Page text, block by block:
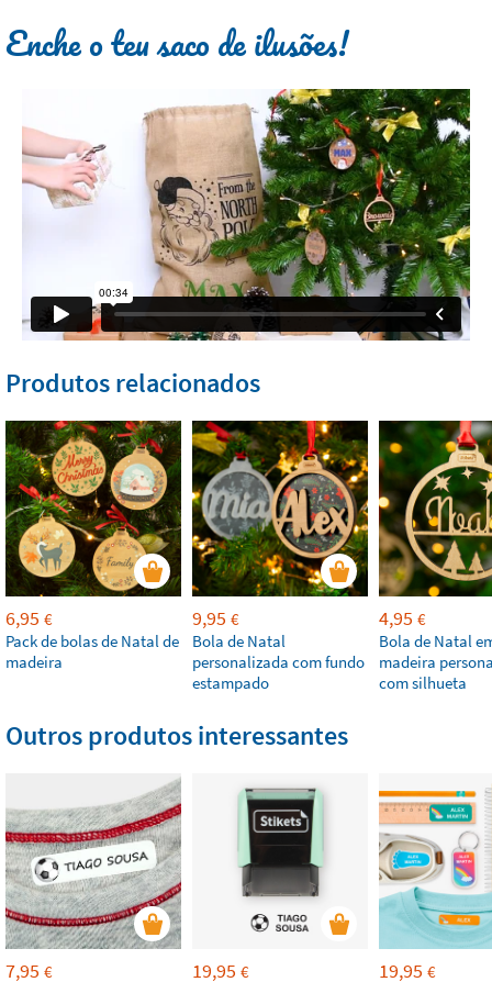
Enche o teu saco de ilusões!
Produtos relacionados
6,95 €
Pack de bolas de Natal de
madeira
9,95 €
Bola de Natal
personalizada com fundo
estampado
4,95 €
Bola de Natal
madeira
com silhueta
Outros produtos interessantes
7,95 € 19,95 € 19,95 €